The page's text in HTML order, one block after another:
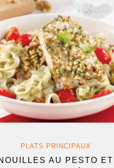
PLATS PRINCIPAUX
AU PESTO ET